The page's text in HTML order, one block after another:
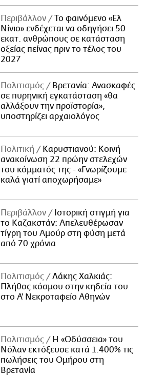
Περιβάλλον
Το φαινόμενο «Ελ
Νίνιο» ενδέχεται να οδηγήσει 50
εκατ. ανθρώπους σε κατάσταση
οξείας πείνας πριν το τέλος του
2027
Πολιτισμός
Βρετανία: Ανασκαφές
σε πυρηνική εγκατάσταση «θα
αλλάξουν την προϊστορία»,
υποστηρίζει αρχαιολόγος
Πολιτική
Καρυστιανού: Κοινή
ανακοίνωση 22 πρώην στελεχών
του κόμματός της - «Γνωρίζουμε
καλά γιατί αποχωρήσαμε»
Περιβάλλον
Ιστορική στιγμή για
το Καζακστάν: Απελευθέρωσαν
τίγρη του Αμούρ στη φύση μετά
από 70 χρόνια
Πολιτισμός
Λάκης Χαλκιάς:
Πλήθος κόσμου στην κηδεία του
στο Α' Νεκροταφείο Αθηνών
Πολιτισμός
Η «Οδύσσεια» του
Νόλαν εκτόξευσε κατά 1.400% τις
πωλήσεις του Ομήρου στη
Βρετανία